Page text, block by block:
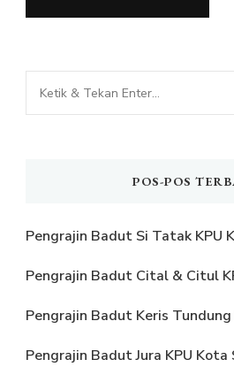
Mencari
Sesuatu?
POS-POS
Pengrajin Badut Si Tatak KPU
Pengrajin Badut Cital & Citul
Pengrajin Badut Keris Tundung
Pengrajin Badut Jura KPU